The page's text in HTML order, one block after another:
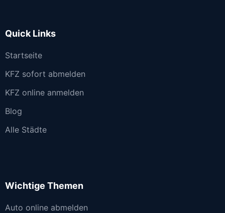
Quick Links
Startseite
KFZ sofort abmelden
KFZ online anmelden
Blog
Alle Städte
Wichtige Themen
Auto online abmelden